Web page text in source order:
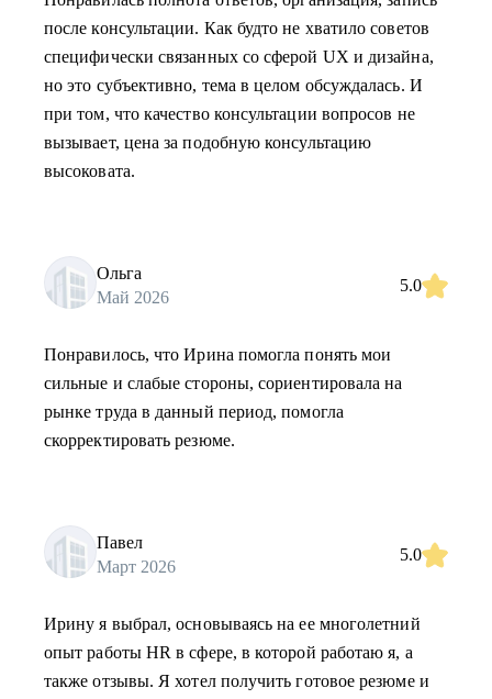
после консультации. Как будто не хватило советов
специфически связанных со сферой UX и дизайна,
но это субъективно, тема в целом обсуждалась. И
при том, что качество консультации вопросов не
вызывает, цена за подобную консультацию
высоковата.
Ольга
Май 2026
5.0
Понравилось, что Ирина помогла понять мои
сильные и слабые стороны, сориентировала на
рынке труда в данный период, помогла
скорректировать резюме.
Павел
Март 2026
5.0
Ирину я выбрал, основываясь на ее многолетний
опыт работы HR в сфере, в которой работаю я, а
также отзывы. Я хотел получить готовое резюме и